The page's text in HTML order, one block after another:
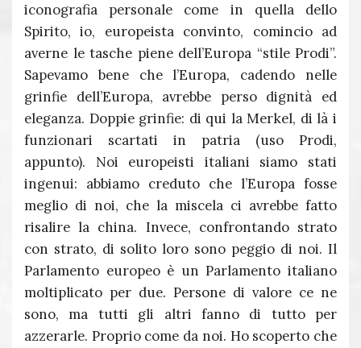
iconografia personale come in quella dello
Spirito, io, europeista convinto, comincio ad
averne le tasche piene dell’Europa “stile Prodi”.
Sapevamo bene che l’Europa, cadendo nelle
grinfie dell’Europa, avrebbe perso dignità ed
eleganza. Doppie grinfie: di qui la Merkel, di là i
funzionari scartati in patria (uso Prodi,
appunto). Noi europeisti italiani siamo stati
ingenui: abbiamo creduto che l’Europa fosse
meglio di noi, che la miscela ci avrebbe fatto
risalire la china. Invece, confrontando strato
con strato, di solito loro sono peggio di noi. Il
Parlamento europeo è un Parlamento italiano
moltiplicato per due. Persone di valore ce ne
sono, ma tutti gli altri fanno di tutto per
azzerarle. Proprio come da noi. Ho scoperto che